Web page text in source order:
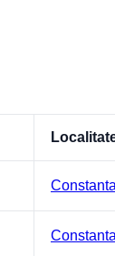
Constanta
Constanta